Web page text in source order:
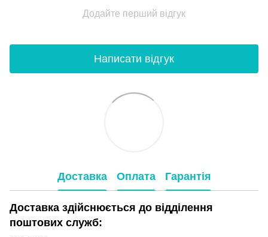
Додайте перший відгук
Написати відгук
Доставка Оплата Гарантія
Доставка здійснюється до відділення
поштових служб: